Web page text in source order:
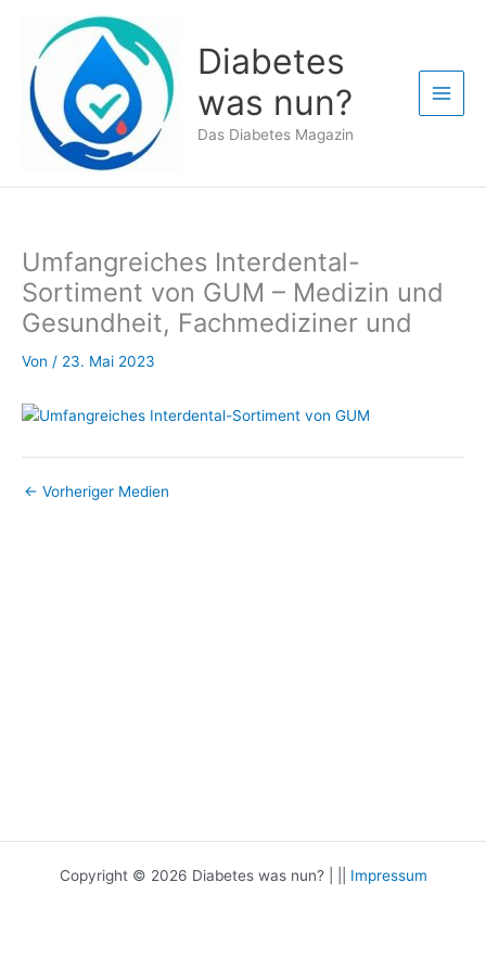
springen
Diabetes
was nun?
Das Diabetes Magazin
Umfangreiches Interdental-
Sortiment von GUM – Medizin und
Gesundheit, Fachmediziner und
Von / 23. Mai 2023
← Vorheriger Medien
Copyright © 2026 Diabetes was nun? | || Impressum